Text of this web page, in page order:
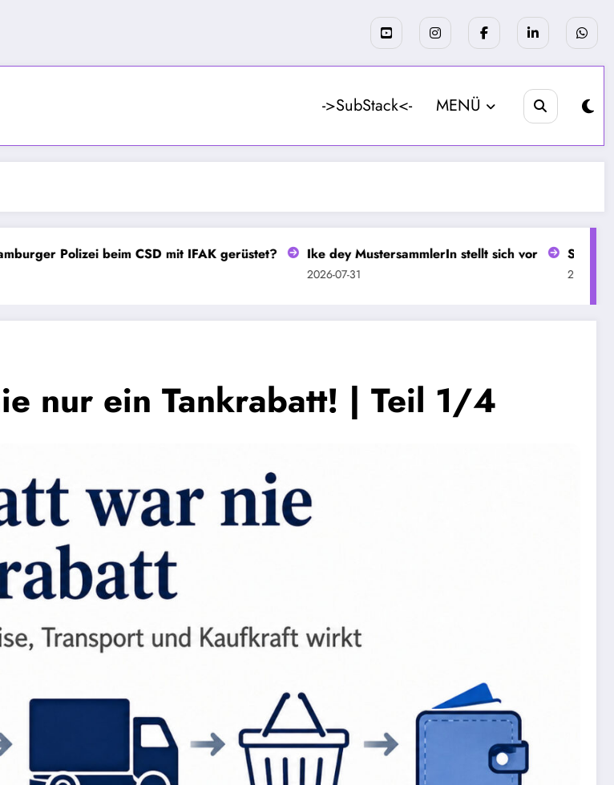
->SubStack<- MENÜ
Polizei beim CSD mit IFAK gerüstet? Ike dey MustersammlerIn stellt sich vor
2026-07-31
Seit 13
2026-07-30
nur ein Tankrabatt! | Teil 1/4